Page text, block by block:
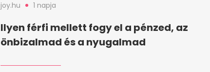
joy.hu 1 napja
Ilyen férfi mellett fogy el a pénzed, az
önbizalmad és a nyugalmad